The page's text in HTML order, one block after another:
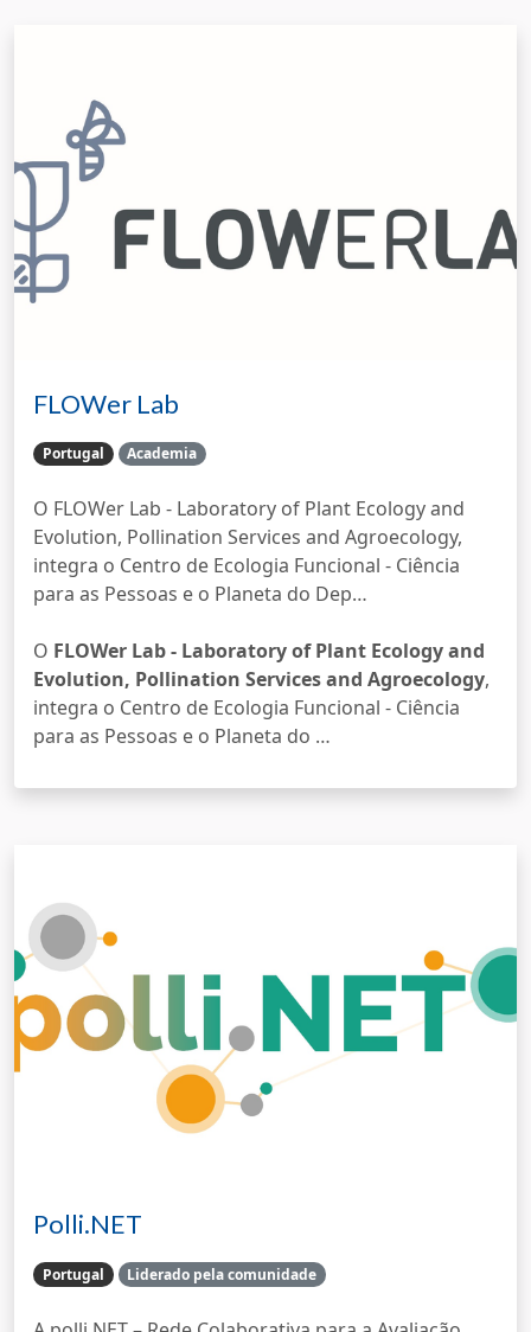
FLOWer Lab
Portugal Academia
O FLOWer Lab - Laboratory of Plant Ecology and
Evolution, Pollination Services and Agroecology,
integra o Centro de Ecologia Funcional - Ciência
para as Pessoas e o Planeta do Dep…
O FLOWer Lab - Laboratory of Plant Ecology and
Evolution, Pollination Services and Agroecology,
integra o Centro de Ecologia Funcional - Ciência
para as Pessoas e o Planeta do …
Polli.NET
Portugal Liderado pela comunidade